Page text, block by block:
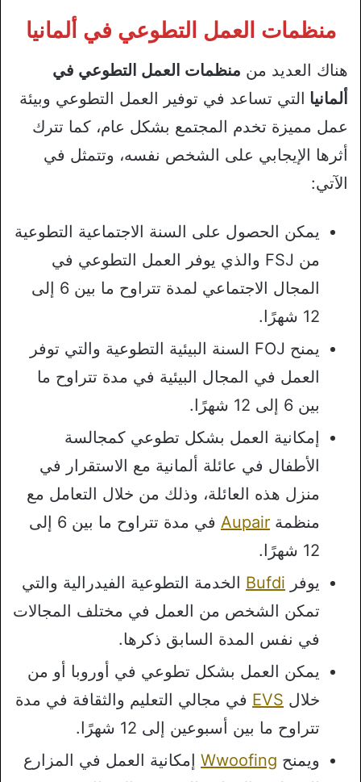
منظمات العمل التطوعي في ألمانيا
هناك العديد من منظمات العمل التطوعي في
ألمانيا التي تساعد في توفير العمل التطوعي وبيئة
عمل مميزة تخدم المجتمع بشكل عام، كما تترك
أثرها الإيجابي على الشخص نفسه، وتتمثل في
الآتي:
يمكن الحصول على السنة الاجتماعية التطوعية
من FSJ والذي يوفر العمل التطوعي في
المجال الاجتماعي لمدة تتراوح ما بين 6 إلى
12 شهرًا.
يمنح FOJ السنة البيئية التطوعية والتي توفر
العمل في المجال البيئية في مدة تتراوح ما
بين 6 إلى 12 شهرًا.
إمكانية العمل بشكل تطوعي كمجالسة
الأطفال في عائلة ألمانية مع الاستقرار في
منزل هذه العائلة، وذلك من خلال التعامل مع
منظمة Aupair
في مدة تتراوح ما بين 6 إلى
12 شهرًا.
يوفر Bufdi الخدمة التطوعية الفيدرالية والتي
تمكن الشخص من العمل في مختلف المجالات
في نفس المدة السابق ذكرها.
يمكن العمل بشكل تطوعي في أوروبا أو من
خلال EVS في مجالي التعليم والثقافة في مدة
تتراوح ما بين أسبوعين إلى 12 شهرًا.
ويمنح Wwoofing إمكانية العمل في المزارع